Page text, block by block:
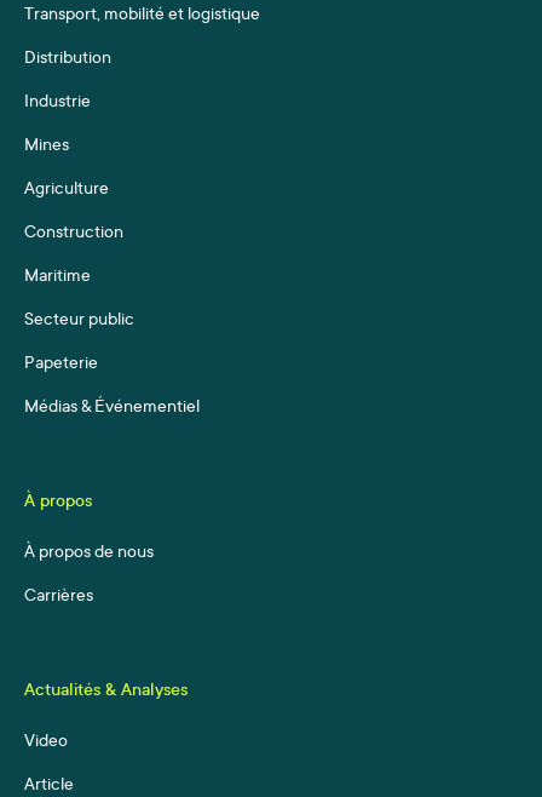
Transport, mobilité et logistique
Distribution
Industrie
Mines
Agriculture
Construction
Maritime
Secteur public
Papeterie
Médias & Événementiel
À propos
À propos de nous
Carrières
Actualités & Analyses
Video
Article